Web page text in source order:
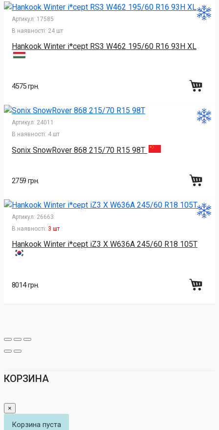
Артикул: 17585
В наявності: 24 шт
Hankook Winter i*cept RS3 W462 195/60 R16 93H XL
4575 грн.
Артикул: 24011
В наявності: 4 шт
Sonix SnowRover 868 215/70 R15 98T
2759 грн.
Артикул: 26663
В наявності: 3 шт
Hankook Winter i*cept iZ3 X W636A 245/60 R18 105T
8014 грн.
КОРЗИНА
×
Корзина пуста